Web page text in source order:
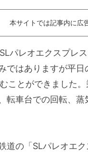
本サイトでは記事内に広
パレオエクスプレ
ではありますが平
ことができました
転車台での回転、
道の「SLパレオエ